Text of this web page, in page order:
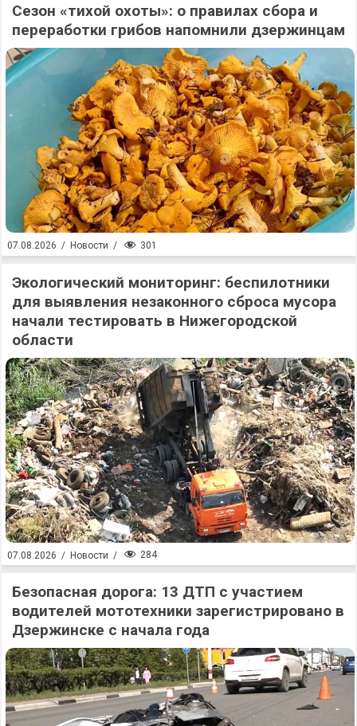
Сезон «тихой охоты»: о правилах сбора и
переработки грибов напомнили дзержинцам
07.08.2026 / Новости / 301
Экологический мониторинг: беспилотники
для выявления незаконного сброса мусора
начали тестировать в Нижегородской
области
07.08.2026 / Новости / 284
Безопасная дорога: 13 ДТП с участием
водителей мототехники зарегистрировано в
Дзержинске с начала года